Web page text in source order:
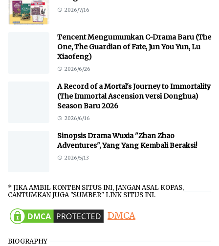
2026/7/16
Tencent Mengumumkan C-Drama Baru (The
One, The Guardian of Fate, Jun You Yun, Lu
Xiaofeng)
2026/6/26
A Record of a Mortal's Journey to Immortality
(The Immortal Ascension versi Donghua)
Season Baru 2026
2026/6/16
Sinopsis Drama Wuxia "Zhan Zhao
Adventures", Yang Yang Kembali Beraksi!
2026/5/13
* JIKA AMBIL KONTEN SITUS INI, JANGAN ASAL KOPAS,
CANTUMKAN JUGA "SUMBER" LINK SITUS INI.
DMCA
BIOGRAPHY